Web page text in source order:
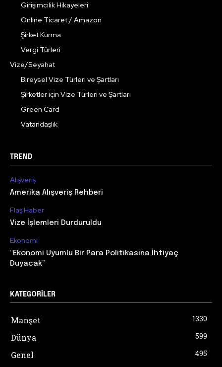
Girişimcilik Hikayeleri
Online Ticaret / Amazon
Şirket Kurma
Vergi Türleri
Vize/Seyahat
Bireysel Vize Türleri ve Şartları
Şirketler için Vize Türleri ve Şartları
Green Card
Vatandaşlık
TREND
Alışveriş
Amerika Alışveriş Rehberi
Flaş Haber
Vize İşlemleri Durduruldu
Ekonomi
“Ekonomi Uyumlu Bir Para Politikasına İhtiyaç
Duyacak”
KATEGORILER
Manşet 1330
Dünya 599
Genel
495